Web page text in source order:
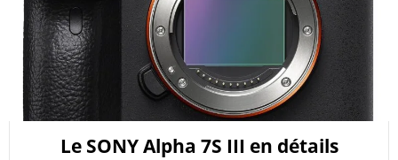
Le SONY Alpha 7S III en détails